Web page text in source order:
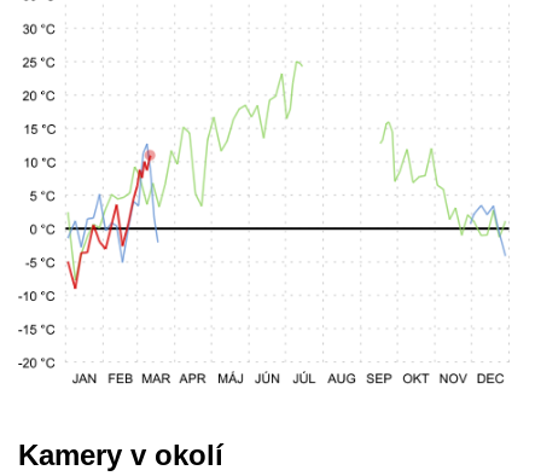
Kamery v okolí